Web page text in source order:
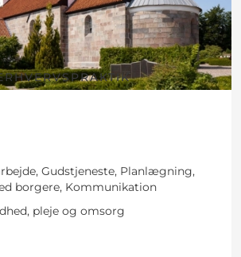
Gudstjeneste, Planlægning,
borgere, Kommunikation
pleje og omsorg